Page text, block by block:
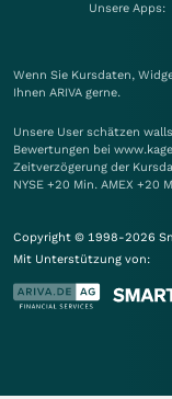
Unsere Apps:
Wenn Sie Kursdaten,
Ihnen ARIVA gerne.
Unsere User schätzen
Bewertungen bei
Zeitverzögerung der
NYSE +20 Min. AMEX +20
Copyright © 1998-2026
Mit Unterstützung von: